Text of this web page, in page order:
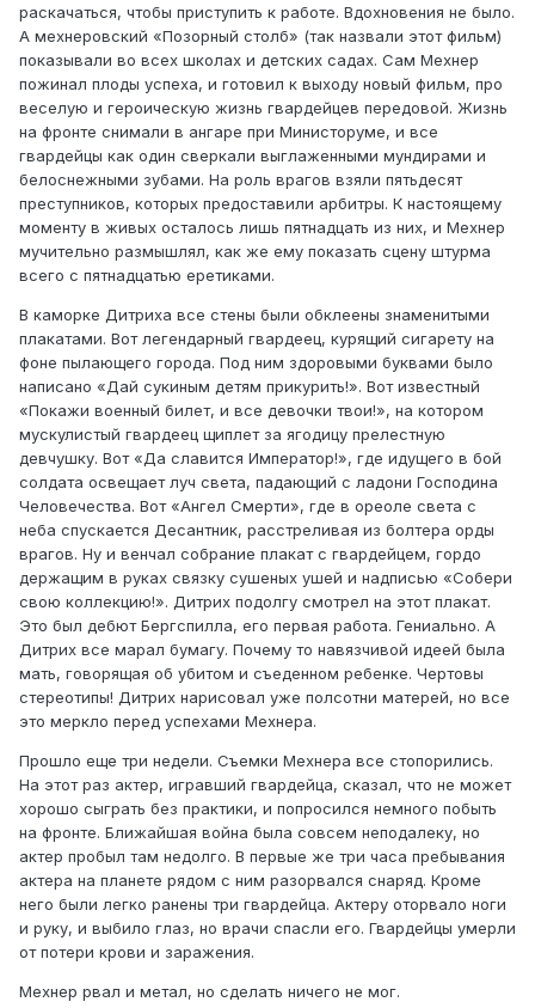
раскачаться, чтобы приступить к работе. Вдохновения не было.
А мехнеровский «Позорный столб» (так назвали этот фильм)
показывали во всех школах и детских садах. Сам Мехнер
пожинал плоды успеха, и готовил к выходу новый фильм, про
веселую и героическую жизнь гвардейцев передовой. Жизнь
на фронте снимали в ангаре при Министоруме, и все
гвардейцы как один сверкали выглаженными мундирами и
белоснежными зубами. На роль врагов взяли пятьдесят
преступников, которых предоставили арбитры. К настоящему
моменту в живых осталось лишь пятнадцать из них, и Мехнер
мучительно размышлял, как же ему показать сцену штурма
всего с пятнадцатью еретиками.
В каморке Дитриха все стены были обклеены знаменитыми
плакатами. Вот легендарный гвардеец, курящий сигарету на
фоне пылающего города. Под ним здоровыми буквами было
написано «Дай сукиным детям прикурить!». Вот известный
«Покажи военный билет, и все девочки твои!», на котором
мускулистый гвардеец щиплет за ягодицу прелестную
девчушку. Вот «Да славится Император!», где идущего в бой
солдата освещает луч света, падающий с ладони Господина
Человечества. Вот «Ангел Смерти», где в ореоле света с
неба спускается Десантник, расстреливая из болтера орды
врагов. Ну и венчал собрание плакат с гвардейцем, гордо
держащим в руках связку сушеных ушей и надписью «Собери
свою коллекцию!». Дитрих подолгу смотрел на этот плакат.
Это был дебют Бергспилла, его первая работа. Гениально. А
Дитрих все марал бумагу. Почему то навязчивой идеей была
мать, говорящая об убитом и съеденном ребенке. Чертовы
стереотипы! Дитрих нарисовал уже полсотни матерей, но все
это меркло перед успехами Мехнера.
Прошло еще три недели. Съемки Мехнера все стопорились.
На этот раз актер, игравший гвардейца, сказал, что не может
хорошо сыграть без практики, и попросился немного побыть
на фронте. Ближайшая война была совсем неподалеку, но
актер пробыл там недолго. В первые же три часа пребывания
актера на планете рядом с ним разорвался снаряд. Кроме
него были легко ранены три гвардейца. Актеру оторвало ноги
и руку, и выбило глаз, но врачи спасли его. Гвардейцы умерли
от потери крови и заражения.
Мехнер рвал и метал, но сделать ничего не мог.